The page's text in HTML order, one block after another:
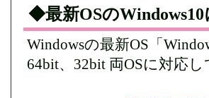
◆最新OSのWindows10
Windowsの最新OS「
64bit、32bit 両OSに対応し